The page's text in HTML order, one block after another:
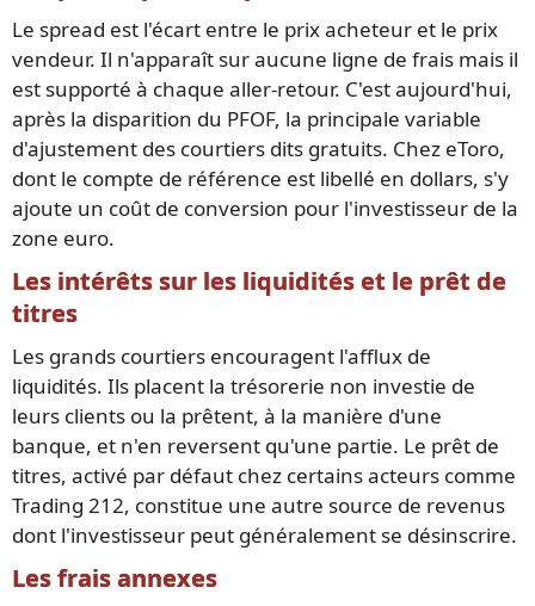
Le spread est l'écart entre le prix acheteur et le prix
vendeur. Il n'apparaît sur aucune ligne de frais mais il
est supporté à chaque aller-retour. C'est aujourd'hui,
après la disparition du PFOF, la principale variable
d'ajustement des courtiers dits gratuits. Chez eToro,
dont le compte de référence est libellé en dollars, s'y
ajoute un coût de conversion pour l'investisseur de la
zone euro.
Les intérêts sur les liquidités et le prêt de
titres
Les grands courtiers encouragent l'afflux de
liquidités. Ils placent la trésorerie non investie de
leurs clients ou la prêtent, à la manière d'une
banque, et n'en reversent qu'une partie. Le prêt de
titres, activé par défaut chez certains acteurs comme
Trading 212, constitue une autre source de revenus
dont l'investisseur peut généralement se désinscrire.
Les frais annexes